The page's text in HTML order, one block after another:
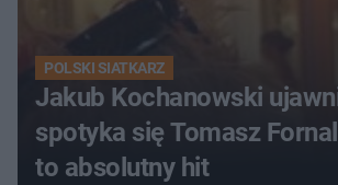
POLSKI SIATKARZ
Jakub Kochanowski
spotyka się Tomasz
to absolutny hit